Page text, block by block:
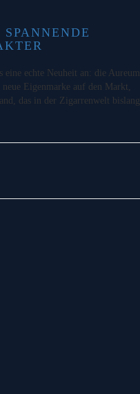
echte Neuheit an: die Aureum
Eigenmarke auf den Markt,
das in der Zigarrenwelt bislang